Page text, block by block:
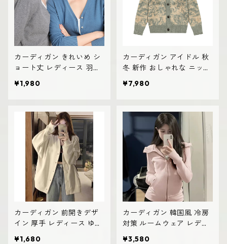
カーディガン きれいめ シ
ョート丈 レディース 羽織
ト
¥1,980
カーディガン アイドル 秋
冬 新作 おしゃれな ニット
¥7,980
カーディガン 前開きデザ
イン 厚手 レディース ゆっ
¥1,680
カーディガン 韓国風 冷房
対策 ルームウェア レディ
¥3,580